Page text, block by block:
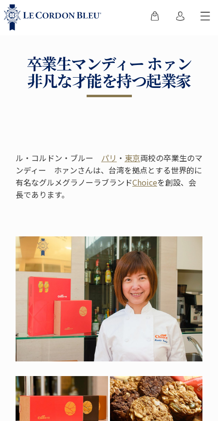
卒業生マンディー ホァン
非凡な才能を持つ起業家
ル・コルドン・ブルー パリ ・ 東京両校の卒業生のマ
ンディー ホァンさんは、台湾を拠点とする世界的に
有名なグルメグラノーラブランドChoiceを創設、会
長であります。